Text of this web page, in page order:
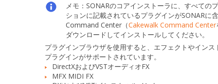
メモ：SONARのコアインストーラに、すべての
ションに記載されているプラグインがSONARに
Command Center（Cakewalk Command Center
ダウンロードしてインストールしてください。
プラグインブラウザを使用すると、エフェクトやイン
プラグインがサポートされています。
DirectXおよびVSTオーディオFX
MFX MIDI FX